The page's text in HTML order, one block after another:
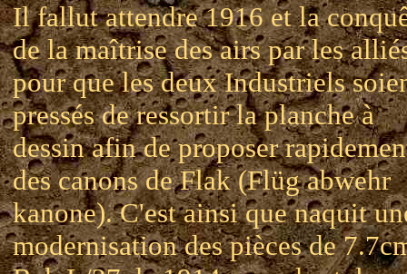
Il fallut attendre 1916 et la
de la maîtrise des airs par les
pour que les deux Industriels
pressés de ressortir la planche à
dessin afin de proposer
des canons de Flak (Flüg abwehr
kanone). C'est ainsi que naquit
modernisation des pièces de